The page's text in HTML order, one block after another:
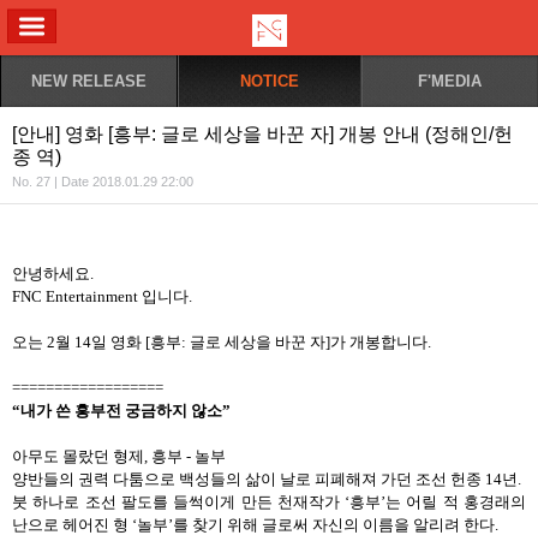
NEW RELEASE NOTICE F'MEDIA
[안내] 영화 [흥부: 글로 세상을 바꾼 자] 개봉 안내 (정해인/헌
종 역)
No. 27 | Date 2018.01.29 22:00
안녕하세요.
FNC Entertainment 입니다.
오는 2월 14일 영화 [흥부: 글로 세상을 바꾼 자]가 개봉합니다.
==================
“내가 쓴 흥부전 궁금하지 않소”
아무도 몰랐던 형제, 흥부 - 놀부
양반들의 권력 다툼으로 백성들의 삶이 날로 피폐해져 가던 조선 헌종 14년 .
붓 하나로 조선 팔도를 들썩이게 만든 천재작가‘흥부’는 어릴 적 홍경래의
난으로 헤어진 형 ‘놀부’를 찾기 위해 글로써 자신의 이름을 알리려 한다.